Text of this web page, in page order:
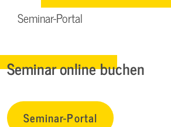
Seminar-Portal
Seminar online buchen
Seminar-Portal